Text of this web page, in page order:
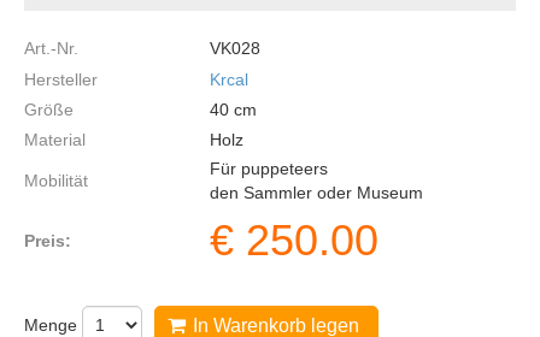
Art.-Nr.
VK028
Hersteller
Krcal
Größe
40 cm
Material
Holz
Mobilität
Für puppeteers
den Sammler oder Museum
Preis: € 250.00
Menge In Warenkorb legen